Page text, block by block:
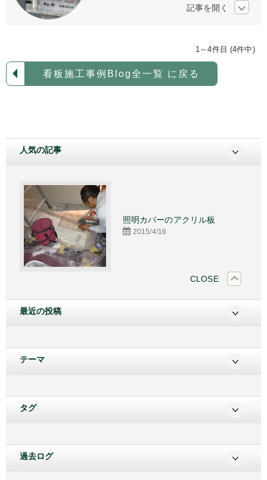
1～4件目 (4件中)
看板施工事例Blog全一覧 に戻る
人気の記事
照明カバーのアクリル板
2015/4/16
CLOSE
最近の投稿
テーマ
タグ
過去ログ